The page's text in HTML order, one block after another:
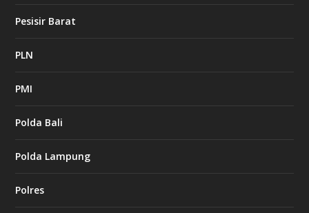
Pesisir Barat
PLN
PMI
Polda Bali
Polda Lampung
Polres